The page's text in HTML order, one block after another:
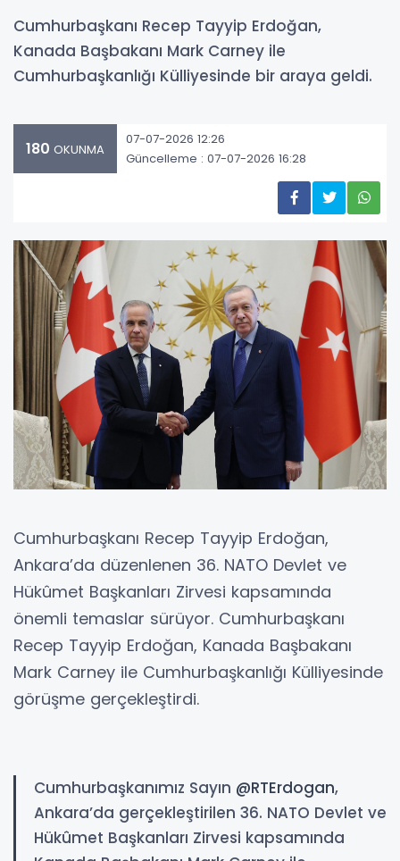
Cumhurbaşkanı Recep Tayyip Erdoğan,
Kanada Başbakanı Mark Carney ile
Cumhurbaşkanlığı Külliyesinde bir araya geldi.
180 OKUNMA
07-07-2026 12:26
Güncelleme : 07-07-2026 16:28
Cumhurbaşkanı Recep Tayyip Erdoğan,
Ankara’da düzenlenen 36. NATO Devlet ve
Hükûmet Başkanları Zirvesi kapsamında
önemli temaslar sürüyor. Cumhurbaşkanı
Recep Tayyip Erdoğan, Kanada Başbakanı
Mark Carney ile Cumhurbaşkanlığı Külliyesinde
görüşme gerçekleştirdi.
Cumhurbaşkanımız Sayın @RTErdogan,
Ankara’da gerçekleştirilen 36. NATO Devlet ve
Hükûmet Başkanları Zirvesi kapsamında